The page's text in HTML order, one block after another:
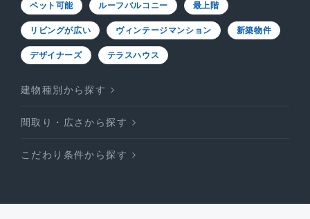
ペット可能 ルーフバルコニー 最上階
リビングが広い ヴィンテージマンション 新築物件
デザイナーズ テラスハウス
建物種別から探す
間取り・広さから探す
こだわり条件から探す